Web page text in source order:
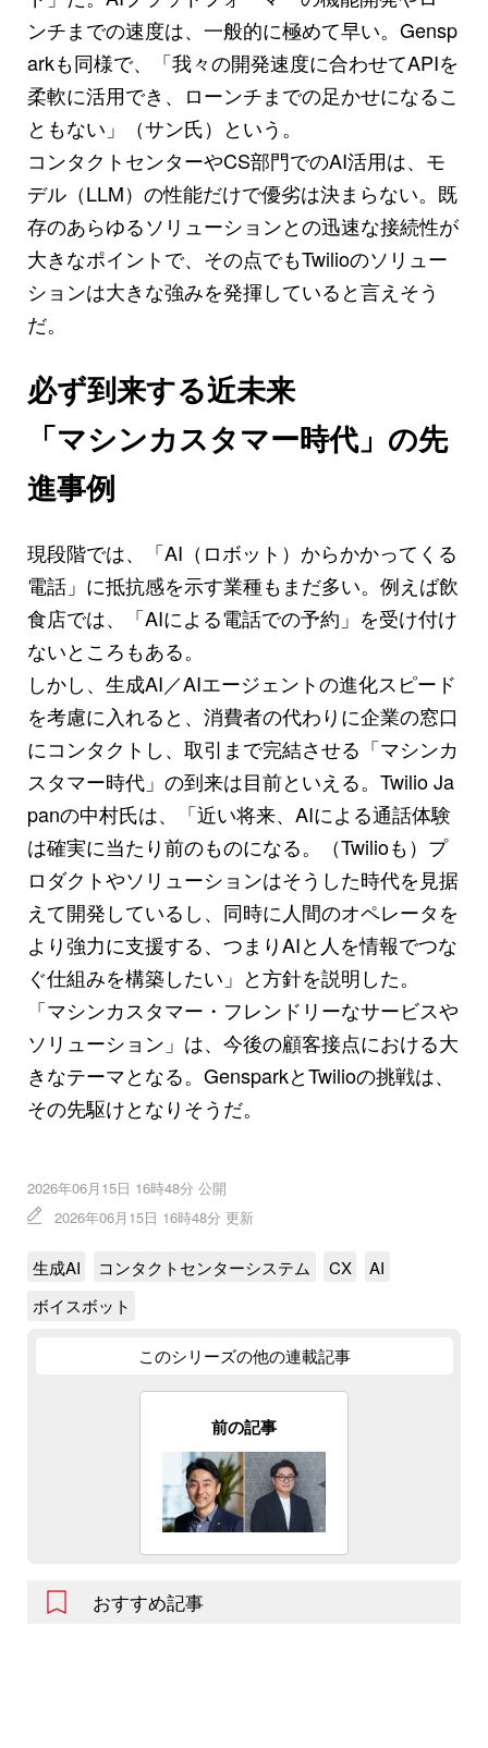
ンチまでの速度は、一般的に極めて早い。Gensp
arkも同様で、「我々の開発速度に合わせてAPIを
柔軟に活用でき、ローンチまでの足かせになるこ
ともない」（サン氏）という。
コンタクトセンターやCS部門でのAI活用は、モ
デル（LLM）の性能だけで優劣は決まらない。既
存のあらゆるソリューションとの迅速な接続性が
大きなポイントで、その点でもTwilioのソリュー
ションは大きな強みを発揮していると言えそう
だ。
必ず到来する近未来
「マシンカスタマー時代」の先
進事例
現段階では、「AI（ロボット）からかかってくる
電話」に抵抗感を示す業種もまだ多い。例えば飲
食店では、「AIによる電話での予約」を受け付け
ないところもある。
しかし、生成AI／AIエージェントの進化スピード
を考慮に入れると、消費者の代わりに企業の窓口
にコンタクトし、取引まで完結させる「マシンカ
スタマー時代」の到来は目前といえる。Twilio Ja
panの中村氏は、「近い将来、AIによる通話体験
は確実に当たり前のものになる。（Twilioも）プ
ロダクトやソリューションはそうした時代を見据
えて開発しているし、同時に人間のオペレータを
より強力に支援する、つまりAIと人を情報でつな
ぐ仕組みを構築したい」と方針を説明した。
「マシンカスタマー・フレンドリーなサービスや
ソリューション」は、今後の顧客接点における大
きなテーマとなる。GensparkとTwilioの挑戦は、
その先駆けとなりそうだ。
2026年06月15日 16時48分 公開
2026年06月15日 16時48分 更新
生成AI コンタクトセンターシステム CX
AI
ボイスボット
このシリーズの他の連載記事
前の記事
おすすめ記事